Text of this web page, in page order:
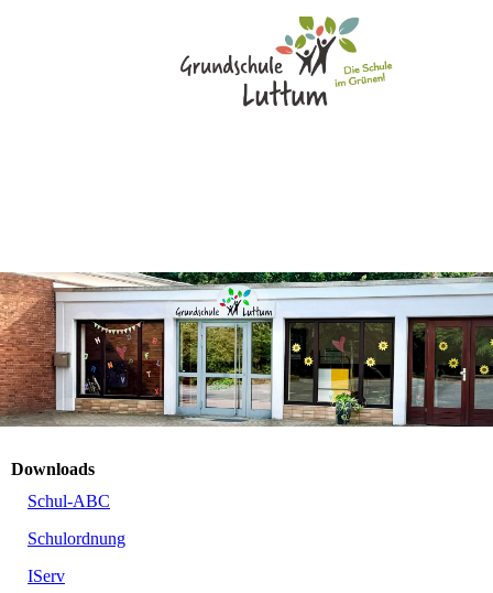
Downloads
Schul-ABC
Schulordnung
IServ